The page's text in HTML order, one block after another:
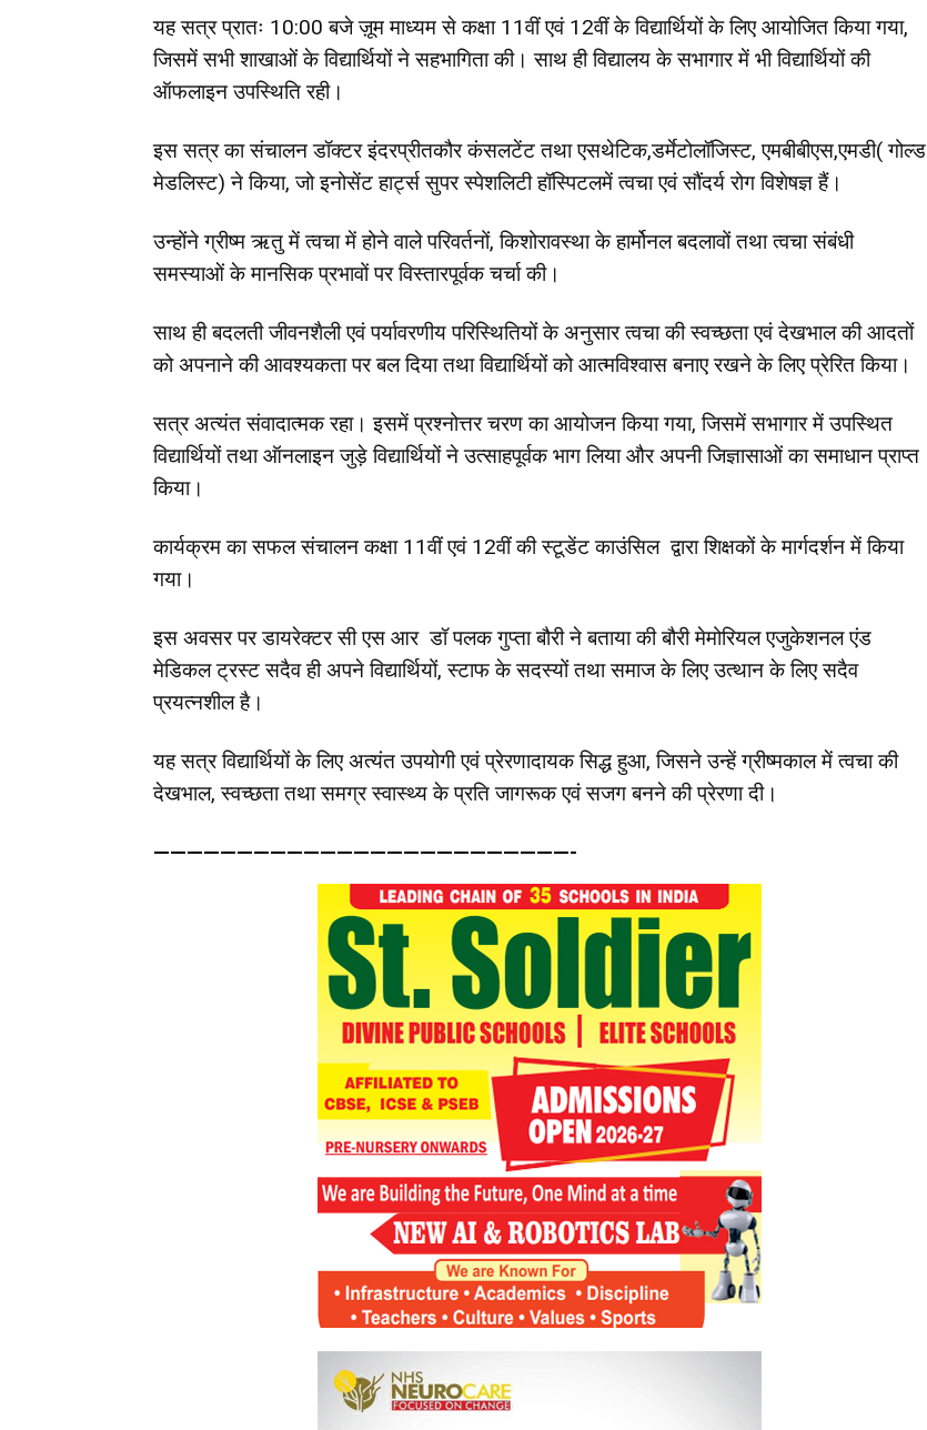
यह सत्र प्रातः 10:00 बजे ज़ूम माध्यम से कक्षा 11वीं एवं 12वीं के विद्यार्थियों के लिए आयोजित किया गया,
जिसमें सभी शाखाओं के विद्यार्थियों ने सहभागिता की। साथ ही विद्यालय के सभागार में भी विद्यार्थियों की
ऑफलाइन उपस्थिति रही।
इस सत्र का संचालन डॉक्टर इंदरप्रीतकौर कंसलटेंट तथा एसथेटिक,डर्मेटोलॉजिस्ट, एमबीबीएस,एमडी( गोल्ड
मेडलिस्ट) ने किया, जो इनोसेंट हार्ट्स सुपर स्पेशलिटी हॉस्पिटलमें त्वचा एवं सौंदर्य रोग विशेषज्ञ हैं।
उन्होंने ग्रीष्म ऋतु में त्वचा में होने वाले परिवर्तनों, किशोरावस्था के हार्मोनल बदलावों तथा त्वचा संबंधी
समस्याओं के मानसिक प्रभावों पर विस्तारपूर्वक चर्चा की।
साथ ही बदलती जीवनशैली एवं पर्यावरणीय परिस्थितियों के अनुसार त्वचा की स्वच्छता एवं देखभाल की आदतों
को अपनाने की आवश्यकता पर बल दिया तथा विद्यार्थियों को आत्मविश्वास बनाए रखने के लिए प्रेरित किया।
सत्र अत्यंत संवादात्मक रहा। इसमें प्रश्नोत्तर चरण का आयोजन किया गया, जिसमें सभागार में उपस्थित
विद्यार्थियों तथा ऑनलाइन जुड़े विद्यार्थियों ने उत्साहपूर्वक भाग लिया और अपनी जिज्ञासाओं का समाधान प्राप्त
किया।
कार्यक्रम का सफल संचालन कक्षा 11वीं एवं 12वीं की स्टूडेंट काउंसिल द्वारा शिक्षकों के मार्गदर्शन में किया
गया।
इस अवसर पर डायरेक्टर सी एस आर डॉ पलक गुप्ता बौरी ने बताया की बौरी मेमोरियल एजुकेशनल एंड
मेडिकल ट्रस्ट सदैव ही अपने विद्यार्थियों, स्टाफ के सदस्यों तथा समाज के लिए उत्थान के लिए सदैव
प्रयत्नशील है।
यह सत्र विद्यार्थियों के लिए अत्यंत उपयोगी एवं प्रेरणादायक सिद्ध हुआ, जिसने उन्हें ग्रीष्मकाल में त्वचा की
देखभाल, स्वच्छता तथा समग्र स्वास्थ्य के प्रति जागरूक एवं सजग बनने की प्रेरणा दी।
—————————————————————————-